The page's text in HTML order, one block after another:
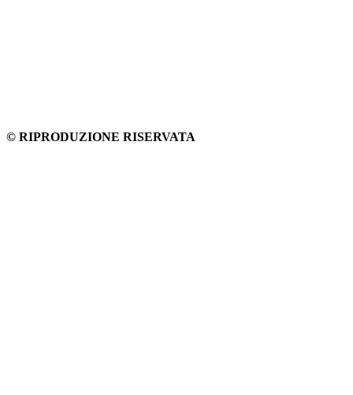
© RIPRODUZIONE RISERVATA